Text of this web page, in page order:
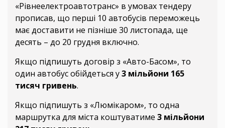
«Рівнеелектроавтотранс» в умовах тендеру
прописав, що перші 10 автобусів переможець
має доставити не пізніше 30 листопада, ще
десять – до 20 грудня включно.
Якщо підпишуть договір з «Авто-Басом», то
один автобус обійдеться у3 мільйони 165
тисяч гривень.
Якщо підпишуть з «Люмікаром», то одна
маршрутка для міста коштуватиме 3 мільйони